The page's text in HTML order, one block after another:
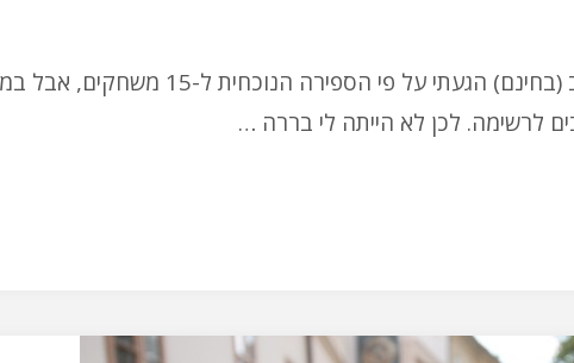
בפוסט המקורי שלי על משחקים להורדה למחשב (בחינם) הגעתי על פי הספירה הנוכחית
לרשימה. לכן לא הייתה לי בררה …